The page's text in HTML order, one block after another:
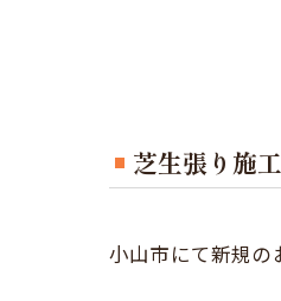
芝生張り施工
小山市にて新規の